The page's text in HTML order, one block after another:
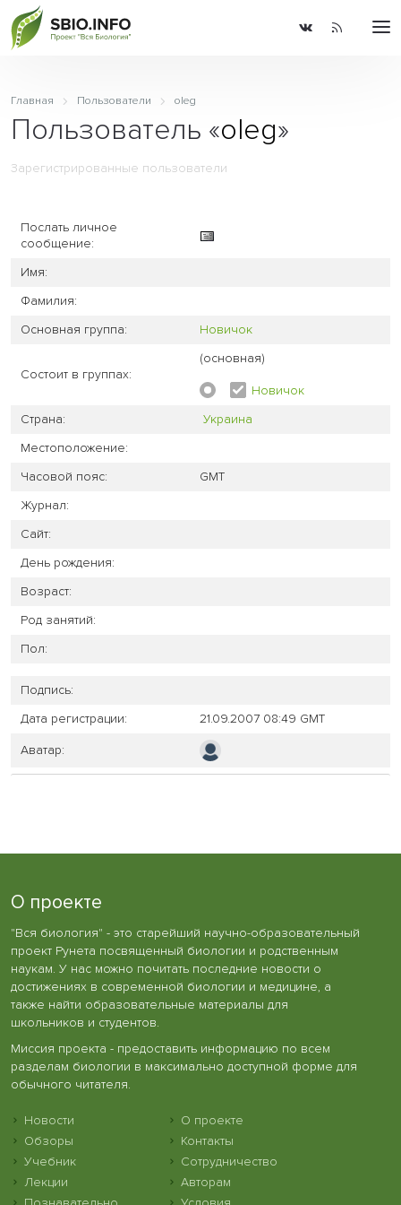
Главная Пользователи oleg
Пользователь «oleg»
Зарегистрированные пользователи
Послать личное
сообщение:
Имя:
Фамилия:
Основная группа:
Новичок
Состоит в группах:
(основная)
Новичок
Страна:
Украина
Местоположение:
Часовой пояс:
GMT
Журнал:
Сайт:
День рождения:
Возраст:
Род занятий:
Пол:
Подпись:
Дата регистрации:
21.09.2007 08:49 GMT
Аватар:
О проекте
"Вся биология" - это старейший научно-образовательный
проект Рунета посвященный биологии и родственным
наукам. У нас можно почитать последние новости о
достижениях в современной биологии и медицине, а
также найти образовательные материалы для
школьников и студентов.
Миссия проекта - предоставить информацию по всем
разделам биологии в максимально доступной форме для
обычного читателя.
Новости
Обзоры
Учебник
Лекции
О проекте
Контакты
Сотрудничество
Авторам